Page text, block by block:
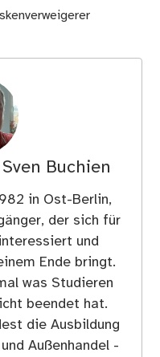
Sven Buchien
in Ost-Berlin,
der sich für
und
Ende bringt.
was Studieren
beendet hat.
die Ausbildung
Außenhandel -